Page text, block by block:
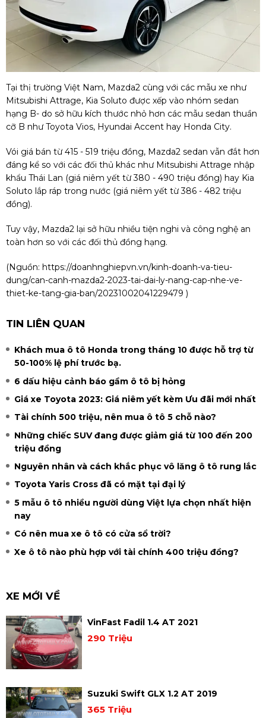
Tại thị trường Việt Nam, Mazda2 cùng với các mẫu xe như
Mitsubishi Attrage, Kia Soluto được xếp vào nhóm sedan
hạng B- do sở hữu kích thước nhỏ hơn các mẫu sedan thuần
cỡ B như Toyota Vios, Hyundai Accent hay Honda City.
Vói giá bán từ 415 - 519 triệu đồng, Mazda2 sedan vẫn đắt hơn
đáng kể so với các đối thủ khác như Mitsubishi Attrage nhập
khẩu Thái Lan (giá niêm yết từ 380 - 490 triệu đồng) hay Kia
Soluto lắp ráp trong nước (giá niêm yết từ 386 - 482 triệu
đồng).
Tuy vậy, Mazda2 lại sở hữu nhiều tiện nghi và công nghệ an
toàn hơn so với các đối thủ đồng hạng.
(Nguồn: https://doanhnghiepvn.vn/kinh-doanh-va-tieu-
dung/can-canh-mazda2-2023-tai-dai-ly-nang-cap-nhe-ve-
thiet-ke-tang-gia-ban/20231002041229479 )
TIN LIÊN QUAN
Khách mua ô tô Honda trong tháng 10 được hỗ trợ từ
50-100% lệ phí trước bạ.
6 dấu hiệu cảnh báo gầm ô tô bị hỏng
Giá xe Toyota 2023: Giá niêm yết kèm Ưu đãi mới nhất
Tài chính 500 triệu, nên mua ô tô 5 chỗ nào?
Những chiếc SUV đang được giảm giá từ 100 đến 200
triệu đồng
Nguyên nhân và cách khắc phục vô lăng ô tô rung lắc
Toyota Yaris Cross đã có mặt tại đại lý
5 mẫu ô tô nhiều người dùng Việt lựa chọn nhất hiện
nay
Có nên mua xe ô tô có cửa sổ trời?
Xe ô tô nào phù hợp với tài chính 400 triệu đồng?
XE MỚI VỀ
VinFast Fadil 1.4 AT 2021
290 Triệu
Suzuki Swift GLX 1.2 AT 2019
365 Triệu